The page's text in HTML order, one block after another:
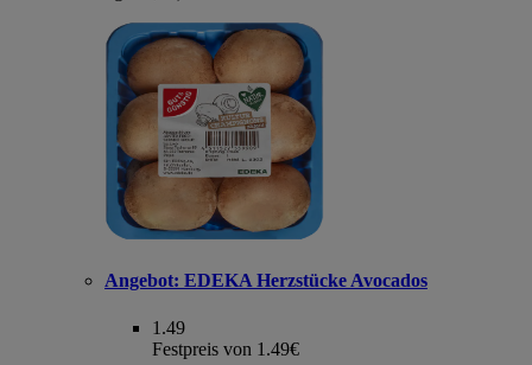
Angebot: EDEKA Herzstücke Avocados
1.49
Festpreis von 1.49€